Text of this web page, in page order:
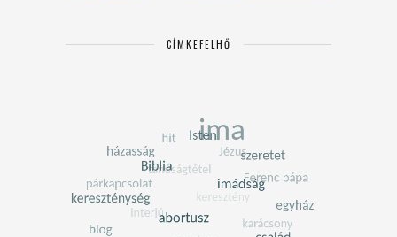
CÍMKEFELHŐ